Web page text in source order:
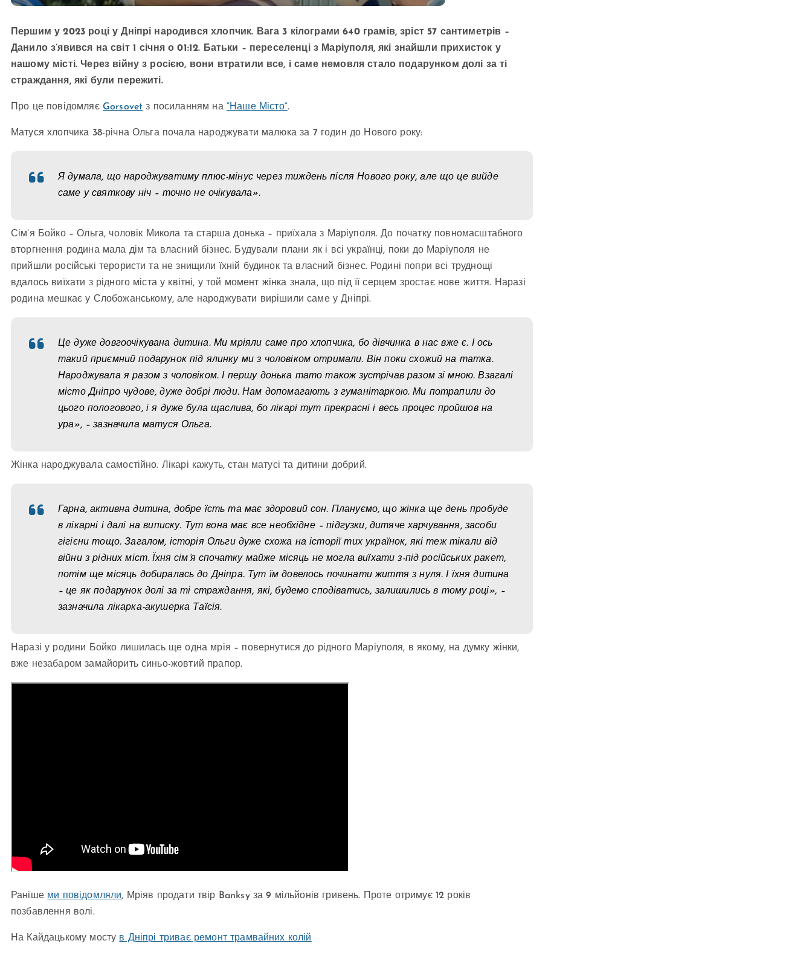
Першим у 2023 році у Дніпрі народився хлопчик. Вага 3 кілограми 640 грамів, зріст 57 сантиметрів –
Данило з’явився на світ 1 січня о 01:12. Батьки – переселенці з Маріуполя, які знайшли прихисток у
нашому місті. Через війну з росією, вони втратили все, і саме немовля стало подарунком долі за ті
страждання, які були пережиті.
Про це повідомляє Gorsovet з посиланням на “Наше Місто”.
Матуся хлопчика 38-річна Ольга почала народжувати малюка за 7 годин до Нового року:
Я думала, що народжуватиму плюс-мінус через тиждень після Нового року, але що це вийде
саме у святкову ніч – точно не очікувала».
Сім’я Бойко – Ольга, чоловік Микола та старша донька – приїхала з Маріуполя. До початку повномасштабного
вторгнення родина мала дім та власний бізнес. Будували плани як і всі українці, поки до Маріуполя не
прийшли російські терористи та не знищили їхній будинок та власний бізнес. Родині попри всі труднощі
вдалось виїхати з рідного міста у квітні, у той момент жінка знала, що під її серцем зростає нове життя. Наразі
родина мешкає у Слобожанському, але народжувати вирішили саме у Дніпрі.
Це дуже довгоочікувана дитина. Ми мріяли саме про хлопчика, бо дівчинка в нас вже є. І ось
такий приємний подарунок під ялинку ми з чоловіком отримали. Він поки схожий на татка.
Народжувала я разом з чоловіком. І першу донька тато також зустрічав разом зі мною. Взагалі
місто Дніпро чудове, дуже добрі люди. Нам допомагають з гуманітаркою. Ми потрапили до
цього пологового, і я дуже була щаслива, бо лікарі тут прекрасні і весь процес пройшов на
ура», – зазначила матуся Ольга.
Жінка народжувала самостійно. Лікарі кажуть, стан матусі та дитини добрий.
Гарна, активна дитина, добре їсть та має здоровий сон. Плануємо, що жінка ще день пробуде
в лікарні і далі на виписку. Тут вона має все необхідне – підгузки, дитяче харчування, засоби
гігієни тощо. Загалом, історія Ольги дуже схожа на історії тих українок, які теж тікали від
війни з рідних міст. Їхня сім’я спочатку майже місяць не могла виїхати з-під російських ракет,
потім ще місяць добиралась до Дніпра. Тут їм довелось починати життя з нуля. І їхня дитина
– це як подарунок долі за ті страждання, які, будемо сподіватись, залишились в тому році», –
зазначила лікарка-акушерка Таїсія.
Наразі у родини Бойко лишилась ще одна мрія – повернутися до рідного Маріуполя, в якому, на думку жінки,
вже незабаром замайорить синьо-жовтий прапор.
Раніше ми повідомляли, Мріяв продати твір Banksy за 9 мільйонів гривень. Проте отримує 12 років
позбавлення волі.
На Кайдацькому мосту в Дніпрі триває ремонт трамвайних колій